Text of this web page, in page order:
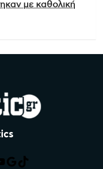
με καθολική
Google
TikTok